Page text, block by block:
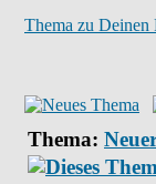
Thema zu
Thema: